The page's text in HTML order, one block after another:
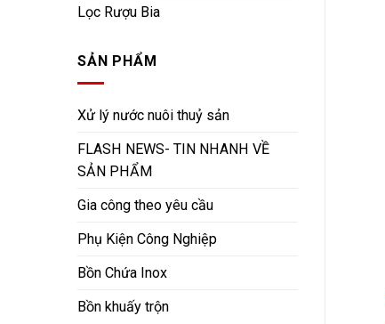
Lọc Rượu Bia
SẢN PHẨM
Xử lý nước nuôi thuỷ sản
FLASH NEWS- TIN NHANH VỀ
SẢN PHẨM
Gia công theo yêu cầu
Phụ Kiện Công Nghiệp
Bồn Chứa Inox
Bồn khuấy trộn